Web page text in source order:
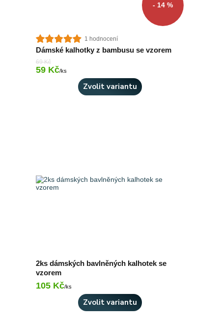
- 14 %
1 hodnocení
Dámské kalhotky z bambusu se vzorem
69 Kč
59 Kč/ks
Zvolit variantu
2ks dámských bavlněných kalhotek se
vzorem
105 Kč/ks
Zvolit variantu